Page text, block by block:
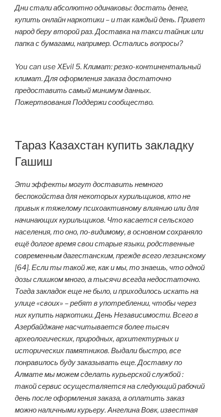
Дни стали абсолютно одинаковы: достать денег,
купить онлайн наркотики – и так каждый день. Привет
народ беру второй раз. Доставка на такси тайник или
папка с бумагами, например. Остались вопросы?
You can use XEvil 5. Климат: резко-континентальный
климат. Для оформления заказа достаточно
предоставить самый минимум данных.
Пожертвования Поддержи сообщество.
Тараз Казахстан купить закладку
Гашиш
Эти эффекты могут доставить немного
беспокойства для некоторых курильщиков, кто не
привык к тяжелому психоактивному влиянию или для
начинающих курильщиков. Что касается сельского
населения, то оно, по-видимому, в основном сохраняло
ещё долгое время свои старые языки, родственные
современным дагестанским, прежде всего лезгинскому
[64]. Если ты такой же, как и мы, то знаешь, что одной
дозы слишком много, а тысячи всегда недостаточно.
Тогда закладок еще не было, и приходилось искать на
улице «своих» – ребят в употреблении, чтобы через
них купить наркотики. День Независимости. Всего в
Азербайджане насчитывается более тысяч
археологических, природных, архитектурных и
исторических памятников. Выдали быстро, все
понравилось буду заказывать еще. Доставку по
Алмате мы можем сделать курьерской службой :
такой сервис осуществляется на следующий рабочий
день после оформления заказа, а оплатить заказ
можно наличными курьеру. Ангелина Вовк, известная